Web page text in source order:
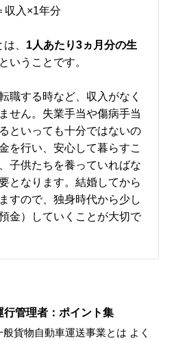
収入×1年分
、 1人あたり3ヵ月分の生
いうことです。
職する時など、収入がなく
せん。失業手当や傷病手当
といっても十分ではないの
を行い、安心して暮らすこ
子供たちを養っていればな
となります。結婚してから
すので、独身時代から少し
金）していくことが大切で
行管理者：ポイント集
般貨物自動車運送事業とは よく